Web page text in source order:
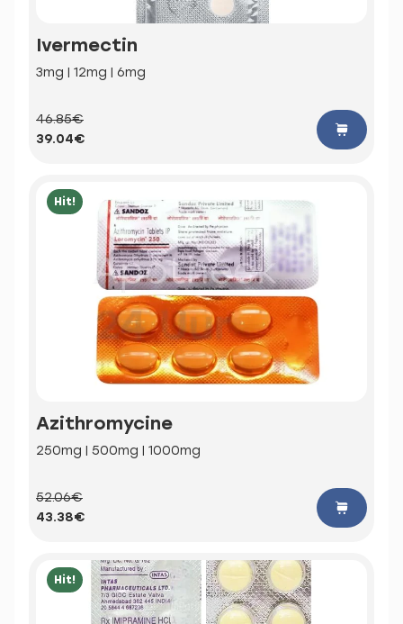
Ivermectin
3mg | 12mg | 6mg
46.85€
39.04€
Hit!
Azithromycine
250mg | 500mg | 1000mg
52.06€
43.38€
Hit!